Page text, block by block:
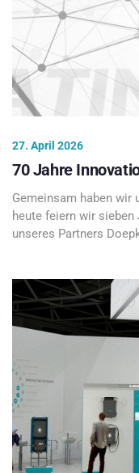
27. April 2026
70 Jahre
Gemeinsam haben wir
heute feiern wir
unseres Partners